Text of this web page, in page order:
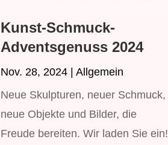
Kunst-Schmuck-
Adventsgenuss 2024
Nov. 28, 2024| Allgemein
Neue Skulpturen, neuer Schmuck,
neue Objekte und Bilder, die
Freude bereiten. Wir laden Sie ein!